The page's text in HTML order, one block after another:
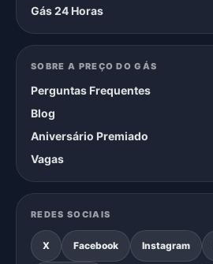
Gás 24 Horas
SOBRE A PREÇO DO GÁS
Perguntas Frequentes
Blog
Aniversário Premiado
Vagas
REDES SOCIAIS
X Facebook Instagram